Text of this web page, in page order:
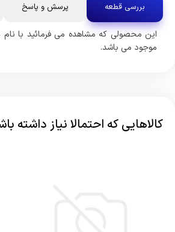
بررسی قطعه پرسش و پاسخ
موجود می باشد.
کالاهایی که احتمالا نیاز داشته